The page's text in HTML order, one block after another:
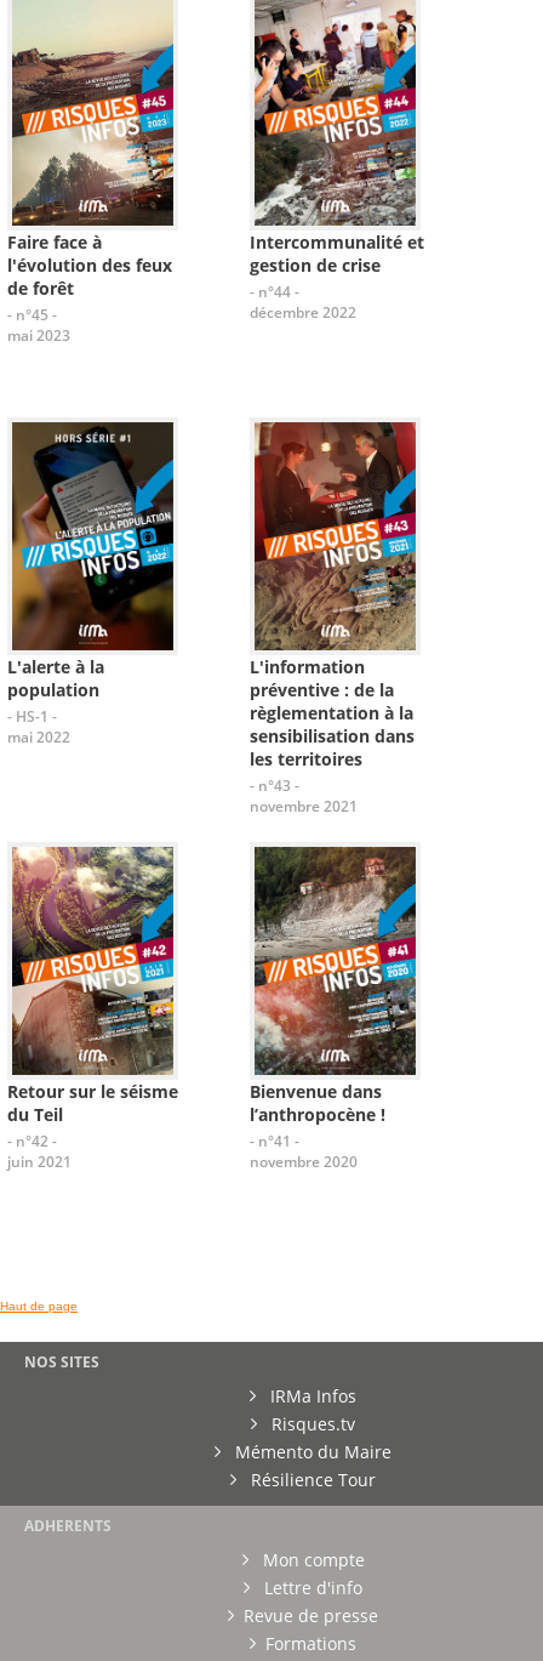
Faire face à
l'évolution des feux
de forêt
- n°45 -
mai 2023
Intercommunalité et
gestion de crise
- n°44 -
décembre 2022
L'alerte à la
population
- HS-1 -
mai 2022
L'information
préventive : de la
règlementation à la
sensibilisation dans
les territoires
- n°43 -
novembre 2021
Retour sur le séisme
du Teil
- n°42 -
juin 2021
Bienvenue dans
l’anthropocène !
- n°41 -
novembre 2020
Haut de page
NOS SITES
IRMa Infos
Risques.tv
Mémento du Maire
Résilience Tour
ADHERENTS
Mon compte
Lettre d'info
Revue de presse
Formations